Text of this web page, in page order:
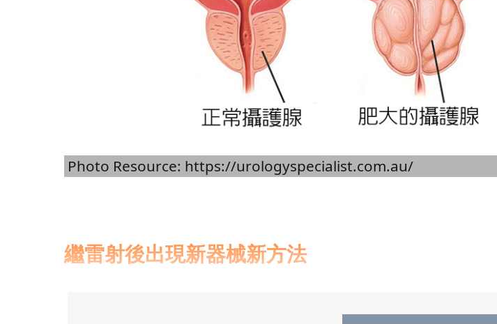
Photo Resource: https://urologyspecialist.com.au/
繼雷射後出現新器械新方法